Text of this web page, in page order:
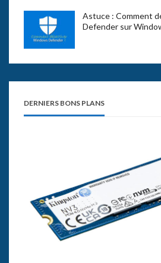
Astuce : Comment
Defender sur
DERNIERS BONS PLANS